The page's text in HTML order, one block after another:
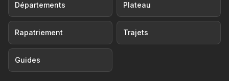
Départements Plateau
Rapatriement Trajets
Guides